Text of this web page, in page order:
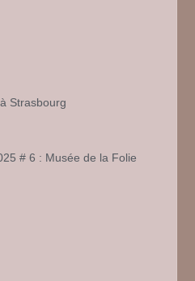
Strasbourg
# 6 : Musée de la Folie